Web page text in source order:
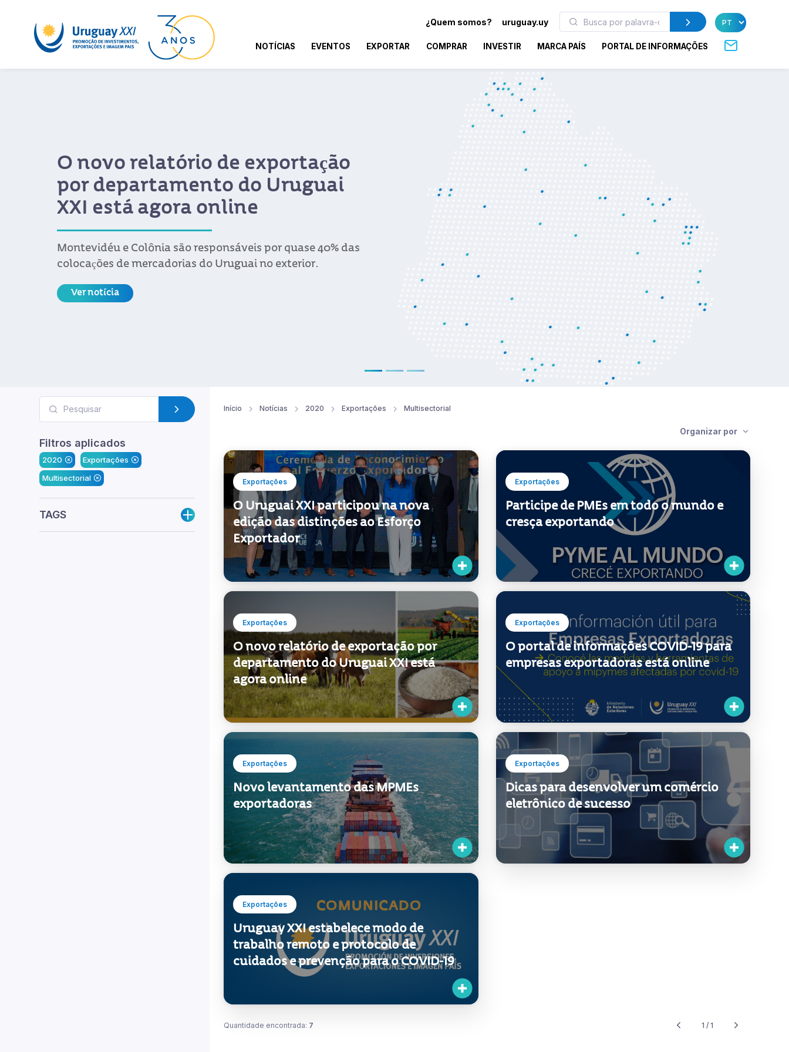
¿Quem somos? uruguay.uy
NOTÍCIAS EVENTOS EXPORTAR COMPRAR INVESTIR MARCA PAÍS PORTAL DE INFORMAÇÕES
O novo relatório de exportação
por departamento do Uruguai
XXI está agora online
Montevidéu e Colônia são responsáveis por quase 40% das
colocações de mercadorias do Uruguai no exterior.
Ver notícia
Filtros aplicados
Multisectorial
Exportações
O Uruguai XXI participou na nova
edição das distinções ao Esforço
Exportador
Exportações
Participe de PMEs em todo o mundo e
cresça exportando
Exportações
O novo relatório de exportação por
departamento do Uruguai XXI está
agora online
Exportações
O portal de informações COVID-19 para
empresas exportadoras está online
Exportações
Novo levantamento das MPMEs
exportadoras
Exportações
Dicas para desenvolver um comércio
eletrônico de sucesso
Exportações
Uruguay XXI estabelece modo de
trabalho remoto e protocolo de
cuidados e prevenção para o COVID-19